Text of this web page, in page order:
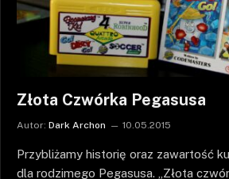
Złota Czwórka Pegasusa
Autor: Dark Archon 10.05.2015
Przybliżamy historię oraz zawartość
dla rodzimego Pegasusa. „Złota